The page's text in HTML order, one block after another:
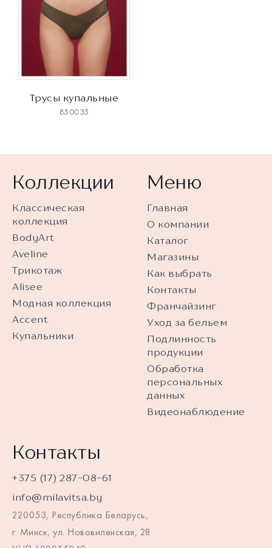
Трусы купальные
850035
Коллекции
Классическая
коллекция
BodyArt
Aveline
Трикотаж
Alisee
Модная коллекция
Accent
Купальники
Меню
Главная
О компании
Каталог
Магазины
Как выбрать
Контакты
Франчайзинг
Уход за бельем
Подлинность
продукции
Обработка
персональных
данных
Видеонаблюдение
Контакты
+375 (17) 287-08-61
info@milavitsa.by
220053, Республика Беларусь,
г. Минск, ул. Нововиленская, 28